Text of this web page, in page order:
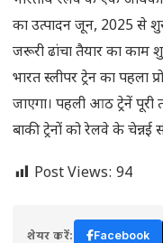
का उत्पादन जून, 2025 से
जरूरी ढांचा तैयार का काम
भारत स्लीपर ट्रेन का पहला
जाएगा। पहली आठ ट्रेनें पूरी
बाकी ट्रेनों को रेलवे के
Post Views: 94
शेयर करें: Facebook